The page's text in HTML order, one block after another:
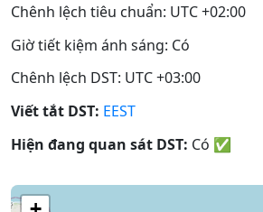
Chênh lệch tiêu chuẩn: UTC +02:00
Giờ tiết kiệm ánh sáng: Có
Chênh lệch DST: UTC +03:00
Viết tắt DST: EEST
Hiện đang quan sát DST: Có ✅